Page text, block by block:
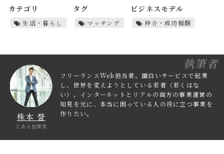
カテゴリ
生活・暮らし
タグ
マッチング
ビジネスモデル
仲介・成功報酬
株本 誉
とある起業家
フリーランスWeb担当者。面白いサービスで起業
し、世界を変えようとしている若者（若くはな
い）。インターネットとリアルの両方の事業運営の
知見を元に、本当に困っている人の役に立つ事業を
作りたい。
執筆者